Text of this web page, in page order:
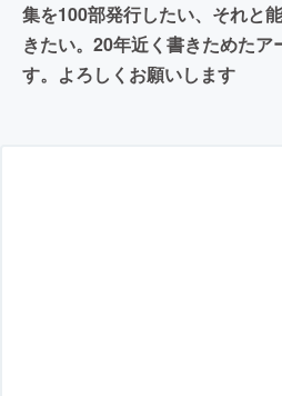
集を100部発行したい、それと
きたい。20年近く書きためたア
す。よろしくお願いします